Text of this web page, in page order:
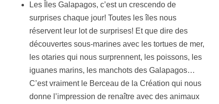
Les Îles Galapagos, c’est un crescendo de
surprises chaque jour! Toutes les îles nous
réservent leur lot de surprises! Et que dire des
découvertes sous-marines avec les tortues de mer,
les otaries qui nous surprennent, les poissons, les
iguanes marins, les manchots des Galapagos…
C’est vraiment le Berceau de la Création qui nous
donne l’impression de renaître avec des animaux